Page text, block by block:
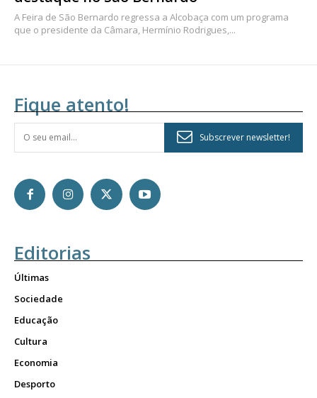
A Feira de São Bernardo regressa a Alcobaça com um programa
que o presidente da Câmara, Hermínio Rodrigues,...
Fique atento!
Subscrever newsletter!
Editorias
Últimas
Sociedade
Educação
Cultura
Economia
Desporto